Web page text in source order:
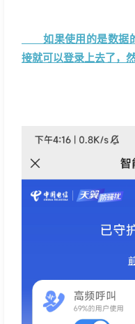
如果使用的是数据
接就可以登录上去了，